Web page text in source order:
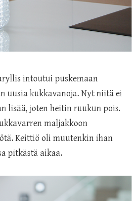
intoutui puskemaan
uusia kukkavanoja. Nyt niitä ei
lisää, joten heitin ruukun pois.
maljakkoon
Keittiö oli muutenkin ihan
pitkästä aikaa.